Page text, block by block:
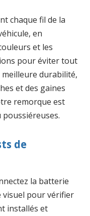
chaque fil de la
en
et les
pour éviter tout
durabilité,
et des gaines
remorque est
de
la batterie
visuel pour vérifier
installés et